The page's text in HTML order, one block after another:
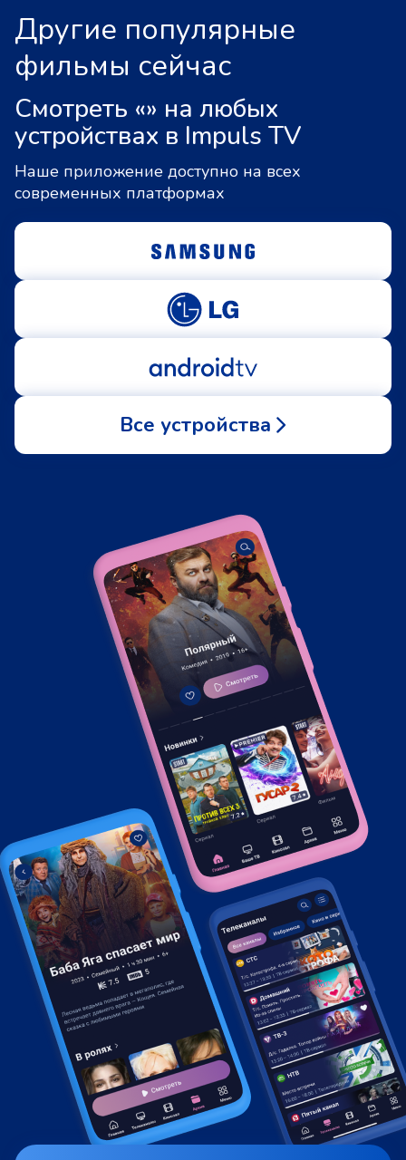
Другие популярные
фильмы сейчас
Смотреть «» на любых
устройствах в Impuls TV
Наше приложение доступно на всех
современных платформах
Все устройства